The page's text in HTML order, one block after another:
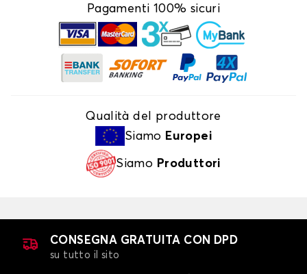
Pagamenti 100% sicuri
Qualità del produttore
Siamo Europei
Siamo Produttori
CONSEGNA GRATUITA CON DPD
su tutto il sito